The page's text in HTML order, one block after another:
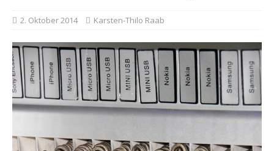
2. Oktober 2014 Karsten-Thilo Raab